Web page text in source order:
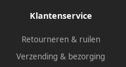
Klantenservice
Retourneren & ruilen
Verzending & bezorging